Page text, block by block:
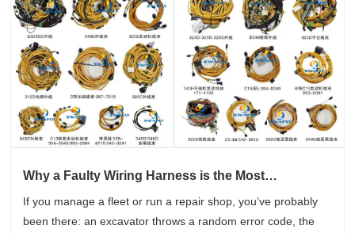
Why a Faulty Wiring Harness is the Most
If you manage a fleet or run a repair shop, you’ve probably
been there: an excavator throws a random error code, the